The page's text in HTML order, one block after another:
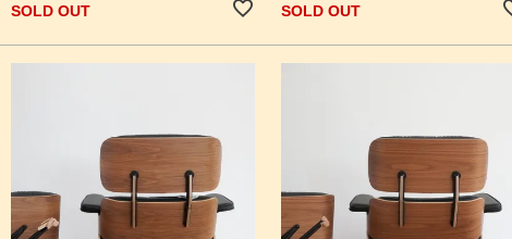
SOLD OUT SOLD OUT